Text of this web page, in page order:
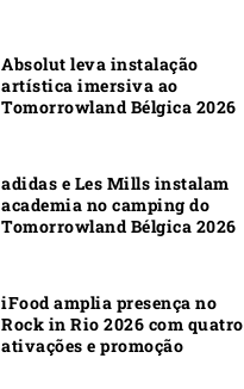
Absolut leva instalação
artística imersiva ao
Tomorrowland Bélgica 2026
adidas e Les Mills instalam
academia no camping do
Tomorrowland Bélgica 2026
iFood amplia presença no
Rock in Rio 2026 com quatro
ativações e promoção